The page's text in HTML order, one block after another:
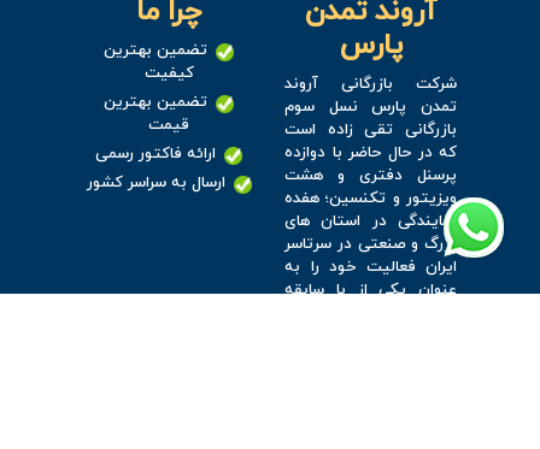
آروند تمدن
پارس
شرکت بازرگانی آروند
تمدن پارس نسل سوم
بازرگانی تقی زاده است
که در حال حاضر با دوازده
پرسنل دفتری و هشت
ویزیتور و تکنسین؛ هفده
نمایندگی در استان های
بزرگ و صنعتی در سرتاسر
ایران فعالیت خود را به
عنوان یکی از با سابقه
چرا ما
تضمین بهترین
کیفیت
تضمین بهترین
قیمت
ارائه فاکتور رسمی
ارسال به سراسر کشور